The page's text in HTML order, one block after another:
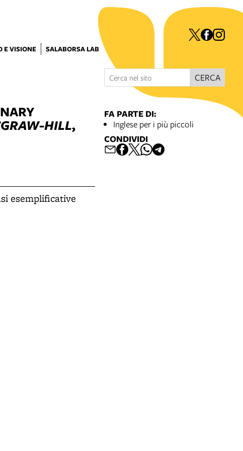
E VISIONE SALABORSA LAB
CERCA
HILL,
esemplificative
FA PARTE DI:
Inglese per i più piccoli
CONDIVIDI